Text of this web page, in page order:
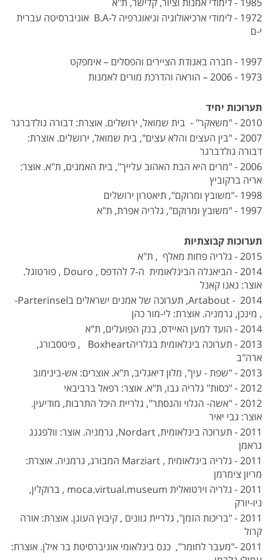
1972 - לימודי ארכיאולוגיה וגיאוגרפיה ל-B.A אוניברסיטה עברית
י-ם
1997 - חברה באגודת הציירים והפסלים – אימפקט
1973 - 2006 – הוראה והדרכת מורים לאמנות
תערוכות יחיד
2010 - "משאקר" - בית שמואל, ירושלים. אוצרת: דבורה גולדברגר
2007 - "בין העצים והלא עצים", בית שמואל, ירושלים. אוצרת:
דבורה גולדברגר
2006 - "מרים היא הבת האהוב עלייך", בית האמנים, ת"א. אוצר:
אריה ברקוביץ
1998 -"משובץ ומרוקם", תיאטרון ירושלים
1997 - "משובץ ומרוקם", גלריה אפרת, ת"א
תערוכות קבוצתיות
2015 - גלריה פחות מאלף , ת"א
2014 - הביאנלה הבינלאומית ה-7 להדפס , Douro , פורטוגל.
אוצר: נאנו קאנל
2014 - Artabout, תערוכה של אמנים ישראלים בParterinsel-
, מינכן, גרמניה. אוצרת: לי-מור כהן
2014 - הועד למען האיידס, בנק הפועלים, ת"א
2013 - תערוכה בינלאומית בגלריהBoxheart , פיטסבורג,
ארה"ב
2013 - "שפת - עין", מלון דיאגליב, ת"א. אוצרים: אש-בינימוב
2012 - "כסות" גלריה גבו, ת"א. אוצר: רפאל ברביבאי
2012 - "אשה- הגלוי והנסתר", גלריית היכל התרבות, מודיעין.
אוצר: גבי יאיר
2011 - תערוכה בינלאומית, Nordart, גרמניה. אוצר: וולפגנג
גראמן
2011 - גלריה בינלאומית , Marziart המבורג, גרמניה. אוצרת:
מריון צימרמן
2011 - גלריה וירטואלית moca.virtual.museum , ברוקלין,
ניו-יורק
2011 - "בריכות הזמן", גלריית גוונים , קיבוץ העוגן. אוצרת: אורה
קרול
2011 -"מעבר לחומר", כנס בינלאומי אוניברסיטת בר אילן. אוצרת: